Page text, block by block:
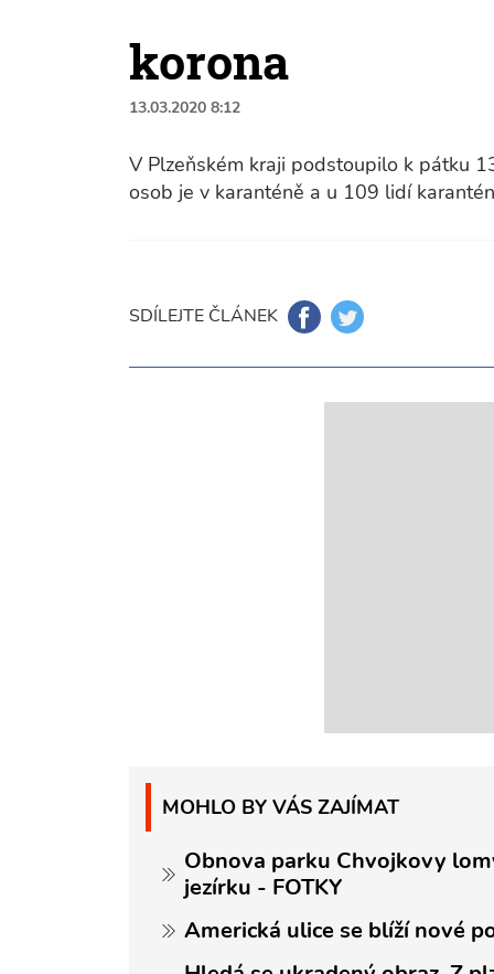
korona
13.03.2020 8:12
V Plzeňském kraji podstoupilo k pátku
osob je v karanténě a u 109 lidí
SDÍLEJTE ČLÁNEK
MOHLO BY VÁS ZAJÍMAT
Obnova parku Chvojkovy
jezírku - FOTKY
Americká ulice se blíží nové